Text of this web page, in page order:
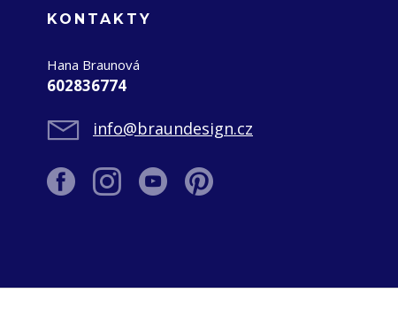
KONTAKTY
Hana Braunová
602836774
info@braundesign.cz